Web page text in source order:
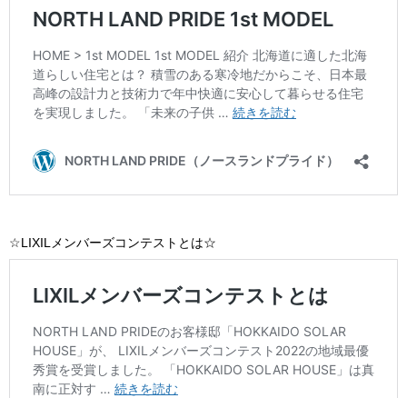
☆LIXILメンバーズコンテストとは☆